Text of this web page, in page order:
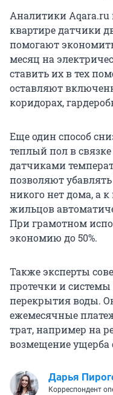
Аналитики Aqara.ru
квартире датчики
помогают
месяц на
ставить их в тех
оставляют
коридорах,
Еще один способ
теплый пол в
датчиками
позволяют
никого нет дома, а
жильцов
При грамотном
экономию до 50%.
Также эксперты
протечки и системы
перекрытия воды.
ежемесячные
трат, например на
возмещение ущерба
Дарья
Корреспондент